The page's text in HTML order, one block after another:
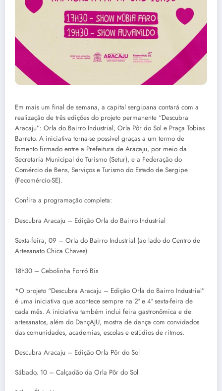
Em mais um final de semana, a capital sergipana contará com a
realização de três edições do projeto permanente “Descubra
Aracaju”: Orla do Bairro Industrial, Orla Pôr do Sol e Praça Tobias
Barreto. A iniciativa torna-se possível graças a um termo de
fomento firmado entre a Prefeitura de Aracaju, por meio da
Secretaria Municipal do Turismo (Setur), e a Federação do
Comércio de Bens, Serviços e Turismo do Estado de Sergipe
(Fecomércio-SE).
Confira a programação completa:
Descubra Aracaju – Edição Orla do Bairro Industrial
Sexta-feira, 09 – Orla do Bairro Industrial (ao lado do Centro de
Artesanato Chica Chaves)
18h30 – Cebolinha Forró Bis
*O projeto “Descubra Aracaju – Edição Orla do Bairro Industrial”
é uma iniciativa que acontece sempre na 2ª e 4ª sexta-feira de
cada mês. A iniciativa também inclui feira gastronômica e de
artesanatos, além do DançAJU, mostra de dança com convidados
das comunidades, academias, escolas e estúdios de ritmos.
Descubra Aracaju – Edição Orla Pôr do Sol
Sábado, 10 – Calçadão da Orla Pôr do Sol